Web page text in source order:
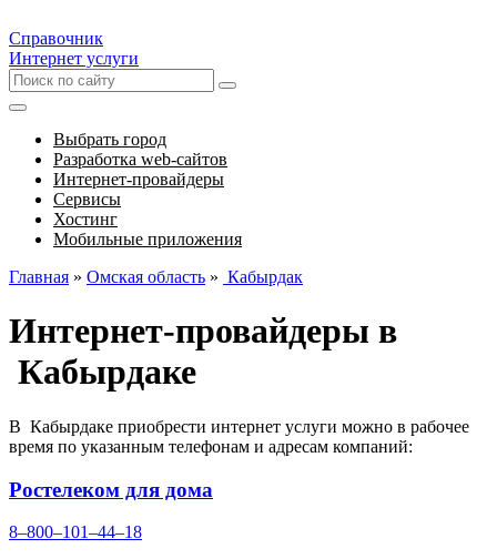
Справочник
Интернет услуги
Выбрать город
Разработка web-сайтов
Интернет-провайдеры
Сервисы
Хостинг
Мобильные приложения
Главная » Омская область » Кабырдак
Интернет-провайдеры в
Кабырдаке
В Кабырдаке приобрести интернет услуги можно в рабочее
время по указанным телефонам и адресам компаний:
Ростелеком для дома
8‒800‒101‒44‒18